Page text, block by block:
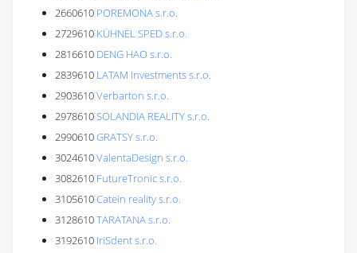
2660610 POREMONA s.r.o.
2729610 KÜHNEL SPED s.r.o.
2816610 DENG HAO s.r.o.
2839610 LATAM Investments s.r.o.
2903610Verbarton s.r.o.
2978610SOLANDIA REALITY s.r.o.
2990610GRATSY s.r.o.
3024610ValentaDesign s.r.o.
3082610 FutureTronic s.r.o.
3105610Catein reality s.r.o.
3128610TARATANA s.r.o.
3192610 IriSdent s.r.o.